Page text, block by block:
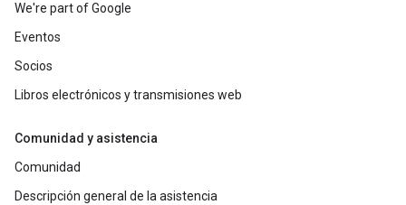
We're part of Google
Eventos
Socios
Libros electrónicos y transmisiones web
Comunidad y asistencia
Comunidad
Descripción general de la asistencia